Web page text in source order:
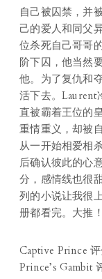
自己被囚禁，并
己的爱人和同父
位杀死自己哥哥
阶下囚，他当然
他。为了复仇和
活下去。Laurent
直被霸着王位的
重情重义，却被
从一开始相爱相
后确认彼此的心
分，感情线也很
列的小说让我很
册都看完。大推！
Captive Prince
Prince’s Gambit